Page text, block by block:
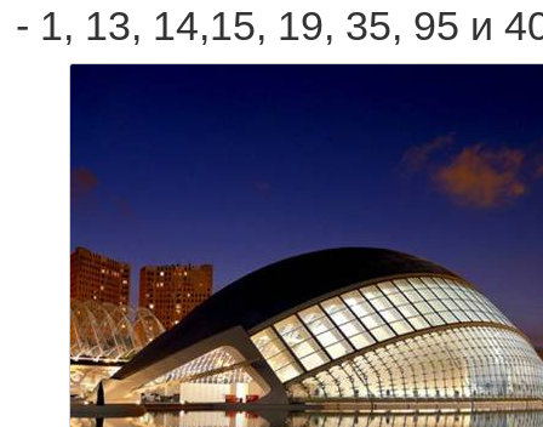
- 1, 13, 14,15, 19, 35, 95 и